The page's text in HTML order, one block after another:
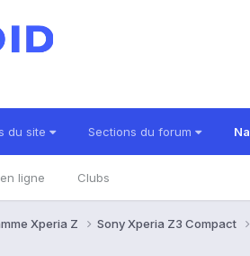
du site Sections du forum
ligne Clubs
Xperia Z Sony Xperia Z3 Compact